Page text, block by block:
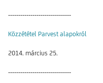
-------------------------------
Közzététel Parvest alapokról
2014. március 25.
-------------------------------